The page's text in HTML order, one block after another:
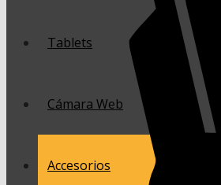
Tablets
Cámara Web
Accesorios